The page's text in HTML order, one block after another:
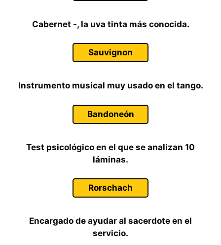
Cabernet -, la uva tinta más conocida.
Sauvignon
Instrumento musical muy usado en el tango.
Bandoneón
Test psicológico en el que se analizan 10
láminas.
Rorschach
Encargado de ayudar al sacerdote en el
servicio.